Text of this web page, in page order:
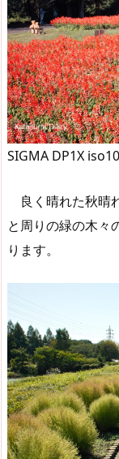
SIGMA DP1X
良く晴れた秋晴
と周りの緑の木々
ります。